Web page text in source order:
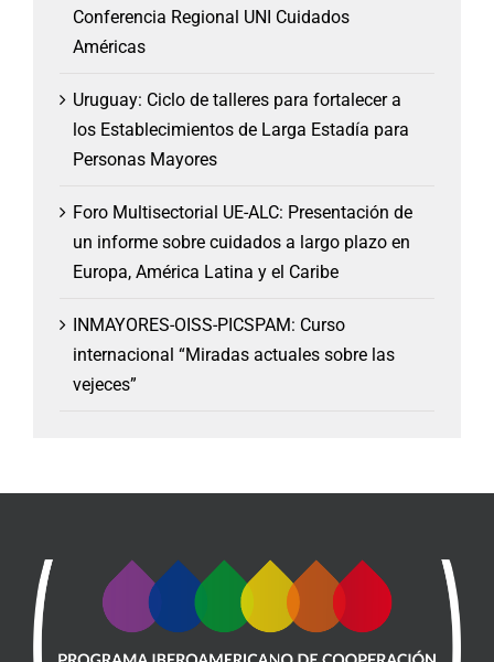
Conferencia Regional UNI Cuidados
Américas
Uruguay: Ciclo de talleres para fortalecer a
los Establecimientos de Larga Estadía para
Personas Mayores
Foro Multisectorial UE-ALC: Presentación de
un informe sobre cuidados a largo plazo en
Europa, América Latina y el Caribe
INMAYORES-OISS-PICSPAM: Curso
internacional “Miradas actuales sobre las
vejeces”